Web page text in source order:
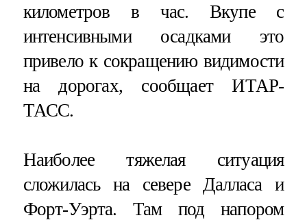
километров в час. Вкупе с
интенсивными осадками это
привело к сокращению видимости
на дорогах, сообщает ИТАР-
ТАСС.
Наиболее тяжелая ситуация
сложилась на севере Далласа и
Форт-Уэрта. Там под напором